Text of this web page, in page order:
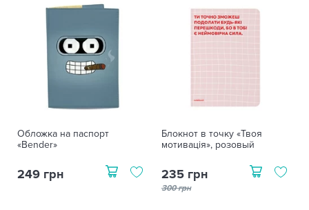
Обложка на паспорт
«Bender»
249 грн
Блокнот в точку «Твоя
мотивація», розовый
235 грн
300 грн